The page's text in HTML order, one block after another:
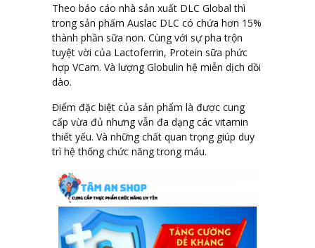
Theo báo cáo nhà sản xuất DLC Global thì
trong sản phấm Auslac DLC có chứa hơn 15%
thành phần sữa non. Cùng với sự pha trộn
tuyệt vời của Lactoferrin, Protein sữa phức
hợp VCam. Và lượng Globulin hệ miễn dịch dồi
dào.
Điểm đặc biệt của sản phẩm là được cung
cấp vừa đủ nhưng vẫn đa dạng các vitamin
thiết yếu. Và những chất quan trọng giúp duy
trì hệ thống chức năng trong máu.